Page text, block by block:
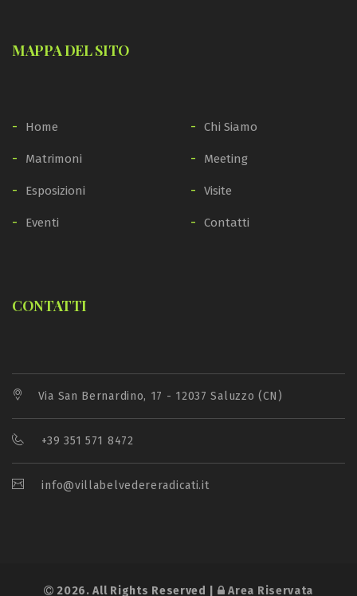
MAPPA DEL SITO
Home Chi Siamo
Matrimoni Meeting
Esposizioni Visite
Eventi Contatti
CONTATTI
Via San Bernardino, 17 - 12037 Saluzzo (CN)
+39 351 571 8472
info@villabelvedereradicati.it
2026. All Rights Reserved | Area Riservata